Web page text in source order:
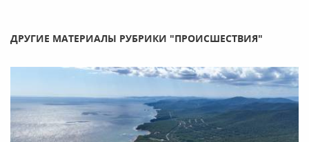
ДРУГИЕ МАТЕРИАЛЫ РУБРИКИ "ПРОИСШЕСТВИЯ"